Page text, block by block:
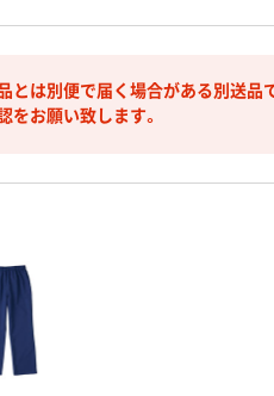
とは別便で届く場合がある別送品
をお願い致します。